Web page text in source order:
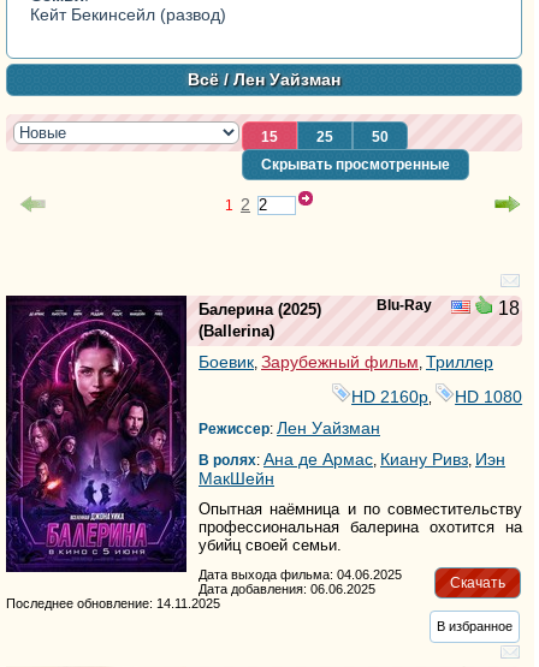
Кейт Бекинсейл (развод)
Всё/ Лен Уайзман
15 25
50
Скрывать просмотренные
1 2
Blu-Ray 18
Балерина(2025)
(Ballerina)
Боевик, Зарубежный фильм, Триллер
HD 2160р
HD 1080
Режиссер: Лен Уайзман
В ролях: Ана де Армас, Киану Ривз, Иэн
МакШейн
Опытная наёмница и по совместительству
профессиональная балерина охотится на
убийц своей семьи.
Скачать
Дата выхода фильма: 04.06.2025
Дата добавления: 06.06.2025
Последнее обновление: 14.11.2025
В избранное